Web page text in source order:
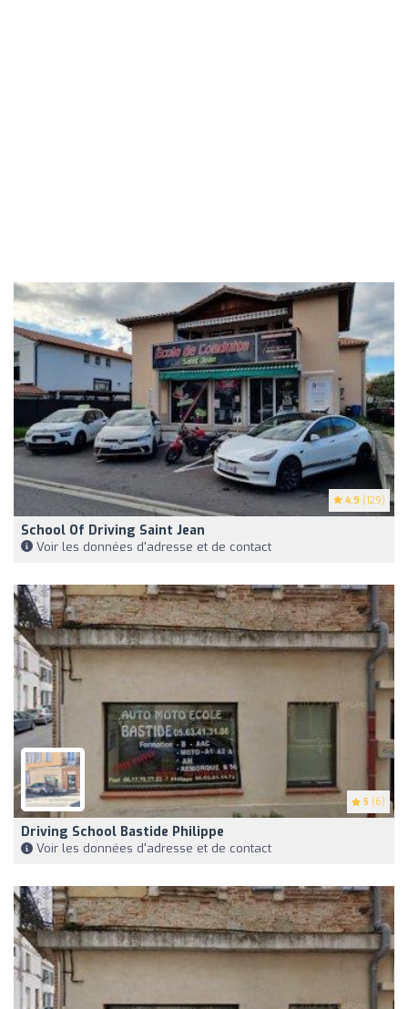
4.9 (129)
School Of Driving Saint Jean
Voir les données d'adresse et de contact
5 (6)
Driving School Bastide Philippe
Voir les données d'adresse et de contact